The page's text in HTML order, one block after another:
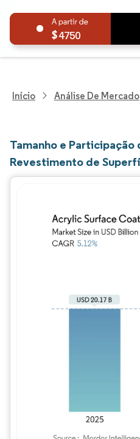
4750
Início Análise De Mercado
Tamanho e Participação
Revestimento de